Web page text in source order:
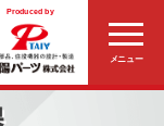
Produced by
メニュー